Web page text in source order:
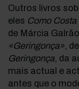
Outros livros
eles Como
de Márcia
«Geringonça»,
Geringonça, da
mais actual e
antes que o